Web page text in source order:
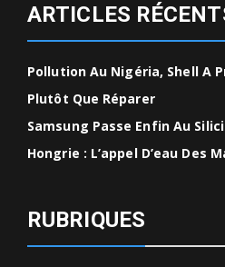
ARTICLES
Pollution Au Nigéria, Shell A
Plutôt Que Réparer
Samsung Passe Enfin Au
Hongrie : L’appel D’eau Des
RUBRIQUES